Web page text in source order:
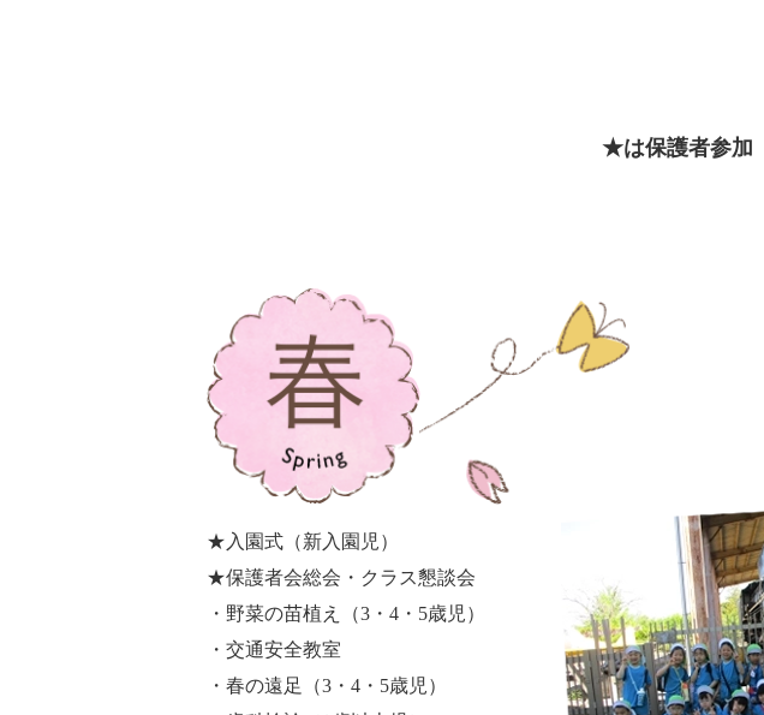
★は保護者参加
★入園式（新入園児）
★保護者会総会・クラス懇談会
・野菜の苗植え（3・4・5歳児）
・交通安全教室
・春の遠足（3・4・5歳児）